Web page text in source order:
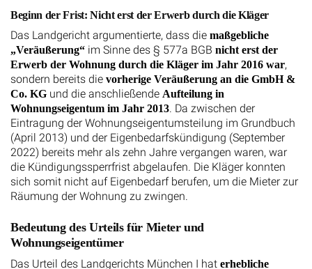
Beginn der Frist: Nicht erst der Erwerb durch die Kläger
Das Landgericht argumentierte, dass die maßgebliche
„Veräußerung“ im Sinne des § 577a BGB nicht erst der
Erwerb der Wohnung durch die Kläger im Jahr 2016 war,
sondern bereits die vorherige Veräußerung an die GmbH &
Co. KG und die anschließende Aufteilung in
Wohnungseigentum im Jahr 2013. Da zwischen der
Eintragung der Wohnungseigentumsteilung im Grundbuch
(April 2013) und der Eigenbedarfskündigung (September
2022) bereits mehr als zehn Jahre vergangen waren, war
die Kündigungssperrfrist abgelaufen. Die Kläger konnten
sich somit nicht auf Eigenbedarf berufen, um die Mieter zur
Räumung der Wohnung zu zwingen.
Bedeutung des Urteils für Mieter und
Wohnungseigentümer
Das Urteil des Landgerichts München I hat erhebliche